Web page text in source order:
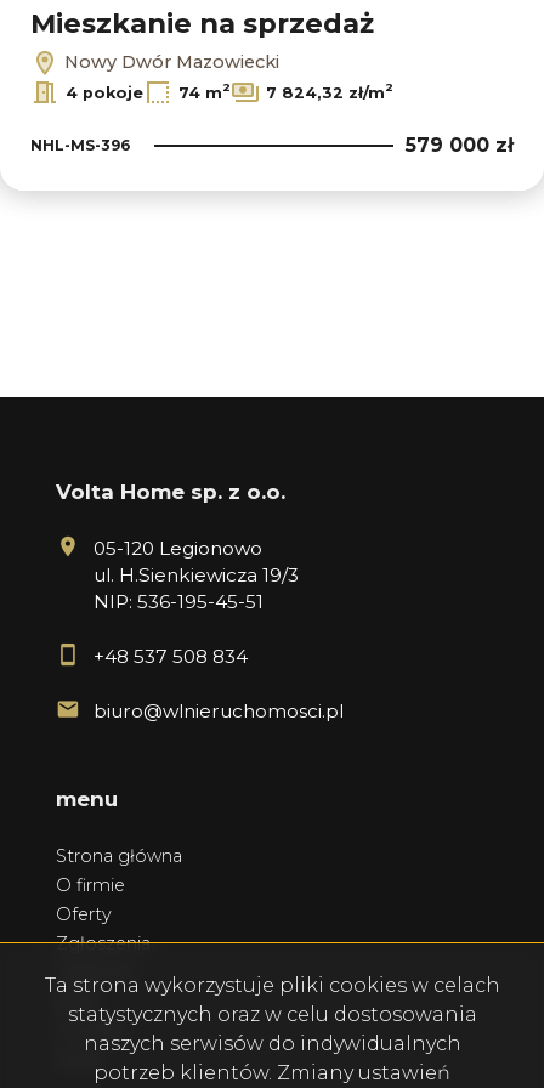
Mieszkanie na sprzedaż
Nowy Dwór Mazowiecki
4 pokoje 74 m2 7 824,32 zł/m2
NHL-MS-396 579 000 zł
Volta Home sp. z o.o.
05-120 Legionowo
ul. H.Sienkiewicza 19/3
NIP: 536-195-45-51
+48 537 508 834
biuro@wlnieruchomosci.pl
menu
Strona główna
O firmie
Oferty
Zgłoszenia
Kontakt
Ta strona wykorzystuje pliki cookies w celach
statystycznych oraz w celu dostosowania
naszych serwisów do indywidualnych
potrzeb klientów. Zmiany ustawień